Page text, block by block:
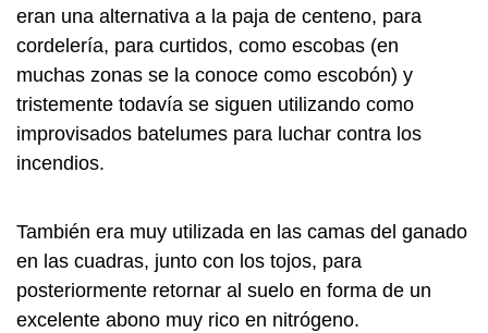
eran una alternativa a la paja de centeno, para
cordelería, para curtidos, como escobas (en
muchas zonas se la conoce como escobón) y
tristemente todavía se siguen utilizando como
improvisados batelumes para luchar contra los
incendios.
También era muy utilizada en las camas del ganado
en las cuadras, junto con los tojos, para
posteriormente retornar al suelo en forma de un
excelente abono muy rico en nitrógeno.